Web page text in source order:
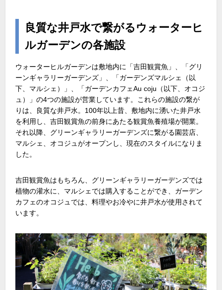
良質な井戸水で繋がるウォーターヒ
ルガーデンの各施設
ウォーターヒルガーデンは敷地内に「吉田観賞魚」、「グリ
ーンギャラリーガーデンズ」、「ガーデンズマルシェ（以
下、マルシェ）」、「ガーデンカフェAu coju（以下、オコジ
ュ）」の4つの施設が営業しています。これらの施設の繋が
りは、良質な井戸水。100年以上昔、敷地内に湧いた井戸水
を利用し、吉田観賞魚の前身にあたる観賞魚養殖場が開業。
それ以降、グリーンギャラリーガーデンズに繋がる園芸店、
マルシェ、オコジュがオープンし、現在のスタイルになりま
した。
吉田観賞魚はもちろん、グリーンギャラリーガーデンズでは
植物の灌水に、マルシェでは購入することができ、ガーデン
カフェのオコジュでは、料理やお冷やに井戸水が使用されて
います。